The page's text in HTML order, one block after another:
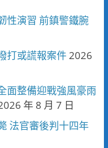
性演習 前鎮警鐵腕
打或謊報案件2026
面整備迎戰強風豪雨
年 8 月 7 日
法官審後判十四年